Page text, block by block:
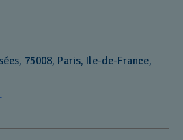
75008, Paris, Ile-de-France,